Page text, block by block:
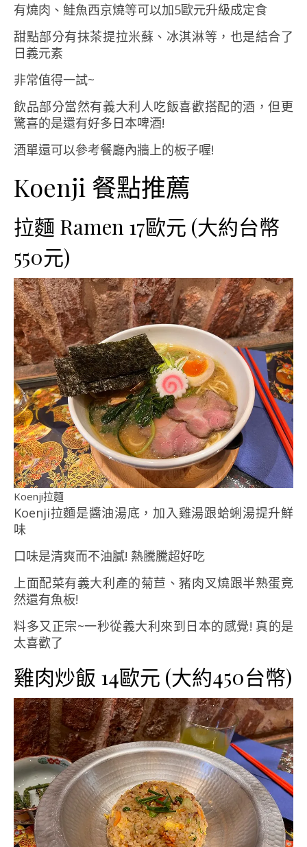
有燒肉、鮭魚西京燒等可以加5歐元升級成定食
甜點部分有抹茶提拉米蘇、冰淇淋等，也是結合了
日義元素
非常值得一試~
飲品部分當然有義大利人吃飯喜歡搭配的酒，但更
驚喜的是還有好多日本啤酒!
酒單還可以參考餐廳內牆上的板子喔!
Koenji 餐點推薦
拉麵 Ramen 17歐元 (大約台幣
550元)
Koenji拉麵
Koenji拉麵是醬油湯底，加入雞湯跟蛤蜊湯提升鮮
味
口味是清爽而不油膩! 熱騰騰超好吃
上面配菜有義大利產的菊苣、豬肉叉燒跟半熟蛋竟
然還有魚板!
料多又正宗~一秒從義大利來到日本的感覺! 真的是
太喜歡了
雞肉炒飯 14歐元 (大約450台幣)